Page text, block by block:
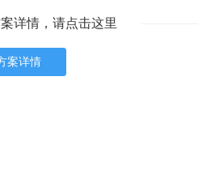
详情，请点击这里
案详情